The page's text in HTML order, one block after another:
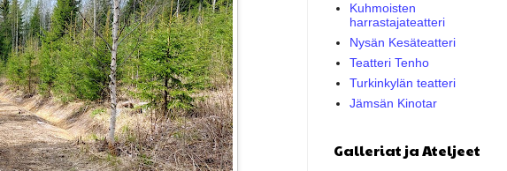
Kuhmoisten
harrastajateatteri
Nysän Kesäteatteri
Teatteri Tenho
Turkinkylän teatteri
Jämsän Kinotar
Galleriat ja Ateljeet